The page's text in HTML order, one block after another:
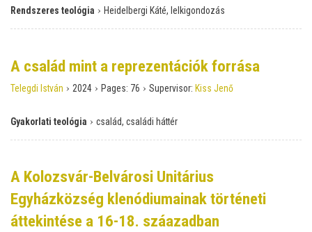
Rendszeres teológia › Heidelbergi Káté, lelkigondozás
A család mint a reprezentációk forrása
Telegdi István › 2024 › Pages: 76 › Supervisor: Kiss Jenő
Gyakorlati teológia › család, családi háttér
A Kolozsvár-Belvárosi Unitárius
Egyházközség klenódiumainak történeti
áttekintése a 16-18. száazadban